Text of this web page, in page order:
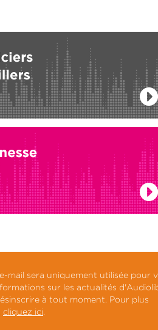
mail sera uniquement utilisée pour
sur les actualités
à tout moment. Pour plus
cliquez ici.